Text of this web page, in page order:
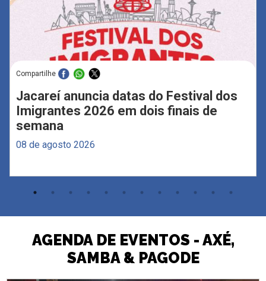
Compartilhe
Jacareí anuncia datas do Festival dos
Imigrantes 2026 em dois finais de
semana
08 de agosto 2026
AGENDA DE EVENTOS - AXÉ,
SAMBA & PAGODE